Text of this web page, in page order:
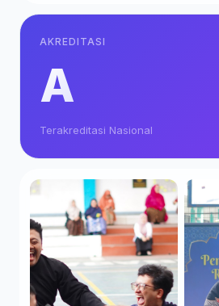
AKREDITASI
A
Terakreditasi Nasional